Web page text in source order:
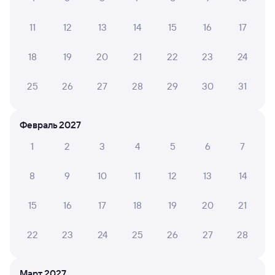
Возрождение
Минеральные Воды
Дни следования ближайшие: 8, 12, 16 августа Маршрут
Плацкарт Купе
Даже если сейчас нет мест
Искать билеты
Путешественникам нравятся эти варианты
11 12 13 14 15 16 17
18 19 20 21 22 23 24
25 26 27 28 29 30 31
Февраль 2027
1
2 3 4 5 6 7
8 9 10 11 12 13 14
15 16 17 18 19 20 21
22 23 24 25 26 27 28